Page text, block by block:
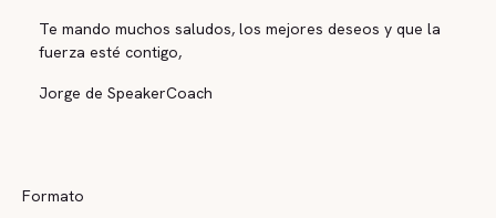
Te mando muchos saludos, los mejores deseos y que la
fuerza esté contigo,
Jorge de SpeakerCoach
Formato